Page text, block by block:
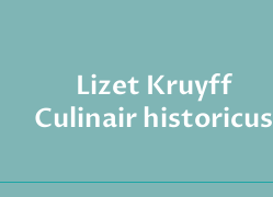
Lizet Kruyff
Culinair historicus